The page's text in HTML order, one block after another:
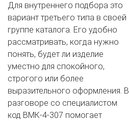
Для внутреннего подбора это
вариант третьего типа в своей
группе каталога. Его удобно
рассматривать, когда нужно
понять, будет ли изделие
уместно для спокойного,
строгого или более
выразительного оформления. В
разговоре со специалистом
код ВМК-4-307 помогает